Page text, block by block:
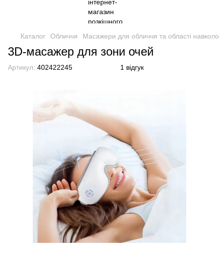
Каталог Обличчя Масажери для обличчя та області
3D-масажер для зони очей
Артикул: 402422245 1 відгук